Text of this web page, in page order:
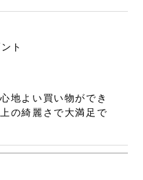
ト
地よい買い物ができ
の綺麗さで大満足で